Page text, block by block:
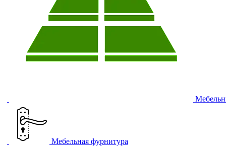
Мебельная фурнитура